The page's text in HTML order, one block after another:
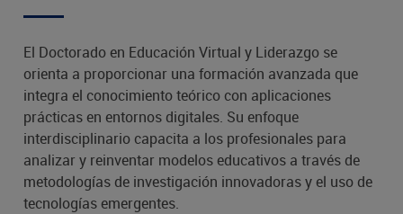
El Doctorado en Educación Virtual y Liderazgo se
orienta a proporcionar una formación avanzada que
integra el conocimiento teórico con aplicaciones
prácticas en entornos digitales. Su enfoque
interdisciplinario capacita a los profesionales para
analizar y reinventar modelos educativos a través de
metodologías de investigación innovadoras y el uso de
tecnologías emergentes.